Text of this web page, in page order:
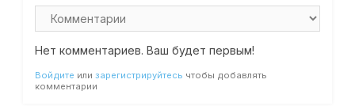
Нет комментариев. Ваш будет первым!
Войдите или зарегистрируйтесь чтобы добавлять
комментарии